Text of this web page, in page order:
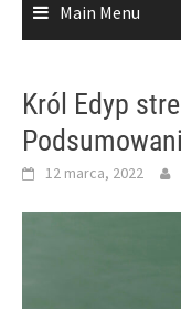
Main Menu
Król Edyp
12 marca, 2022